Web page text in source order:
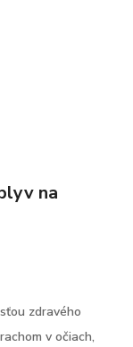
na
zdravého
v očiach,